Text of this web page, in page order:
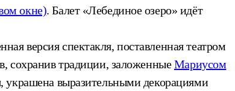
окне). Балет «Лебединое озеро» идёт
версия спектакля, поставленная театром
сохранив традиции, заложенныеМариусом
украшена выразительными декорациями